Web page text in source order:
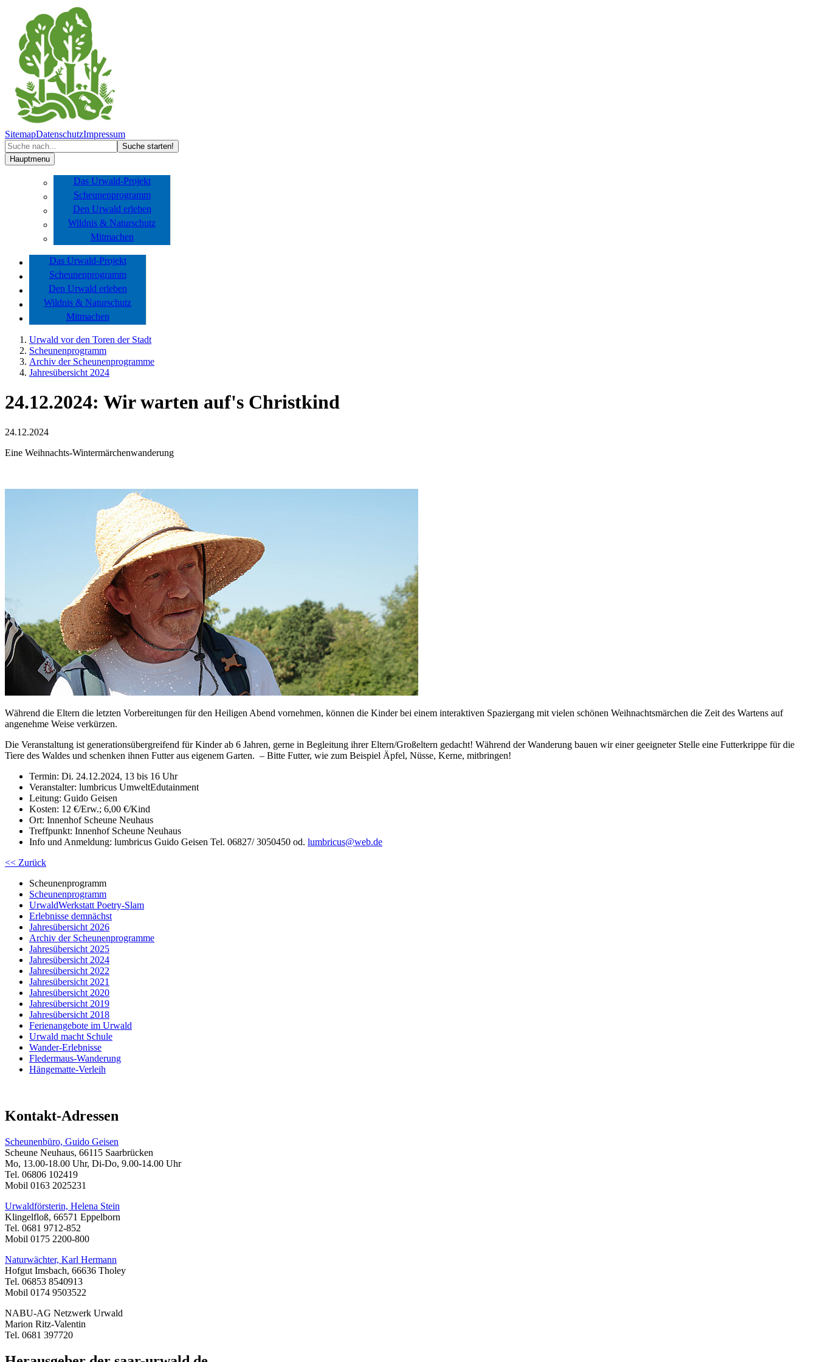
SitemapDatenschutzImpressum
Hauptmenu
Das Urwald-Projekt
Scheunenprogramm
Den Urwald erleben
Wildnis & Naturschutz
Mitmachen
Das Urwald-Projekt
Scheunenprogramm
Den Urwald erleben
Wildnis & Naturschutz
Mitmachen
Urwald vor den Toren der Stadt
Scheunenprogramm
Archiv der Scheunenprogramme
Jahresübersicht 2024
24.12.2024: Wir warten auf's Christkind
24.12.2024
Eine Weihnachts-Wintermärchenwanderung
Während die Eltern die letzten Vorbereitungen für den Heiligen Abend vornehmen, können die Kinder bei einem interaktiven Spaziergang mit vielen schönen Weihnachtsmärchen die Zeit des Wartens auf
angenehme Weise verkürzen.
Die Veranstaltung ist generationsübergreifend für Kinder ab 6 Jahren, gerne in Begleitung ihrer Eltern/Großeltern gedacht! Während der Wanderung bauen wir einer geeigneter Stelle eine Futterkrippe für die
Tiere des Waldes und schenken ihnen Futter aus eigenem Garten. – Bitte Futter, wie zum Beispiel Äpfel, Nüsse, Kerne, mitbringen!
Termin: Di. 24.12.2024, 13 bis 16 Uhr
Veranstalter: lumbricus UmweltEdutainment
Leitung: Guido Geisen
Kosten: 12 €/Erw.; 6,00 €/Kind
Ort: Innenhof Scheune Neuhaus
Treffpunkt: Innenhof Scheune Neuhaus
Info und Anmeldung: lumbricus Guido Geisen Tel. 06827/ 3050450 od. lumbricus@web.de
<< Zurück
Scheunenprogramm
Scheunenprogramm
UrwaldWerkstatt Poetry-Slam
Erlebnisse demnächst
Jahresübersicht 2026
Archiv der Scheunenprogramme
Jahresübersicht 2025
Jahresübersicht 2024
Jahresübersicht 2022
Jahresübersicht 2021
Jahresübersicht 2020
Jahresübersicht 2019
Jahresübersicht 2018
Ferienangebote im Urwald
Urwald macht Schule
Wander-Erlebnisse
Fledermaus-Wanderung
Hängematte-Verleih
Kontakt-Adressen
Scheunenbüro, Guido Geisen
Scheune Neuhaus, 66115 Saarbrücken
Mo, 13.00-18.00 Uhr, Di-Do, 9.00-14.00 Uhr
Tel. 06806 102419
Mobil 0163 2025231
Urwaldförsterin, Helena Stein
Klingelfloß, 66571 Eppelborn
Tel. 0681 9712-852
Mobil 0175 2200-800
Naturwächter, Karl Hermann
Hofgut Imsbach, 66636 Tholey
Tel. 06853 8540913
Mobil 0174 9503522
NABU-AG Netzwerk Urwald
Marion Ritz-Valentin
Tel. 0681 397720